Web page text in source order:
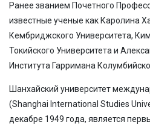
Ранее званием Почетного
известные ученые как Каролина
Кембриджского Университета,
Токийского Университета и
Института Гарримана
Шанхайский университет
(Shanghai International Studies
декабре 1949 года, является